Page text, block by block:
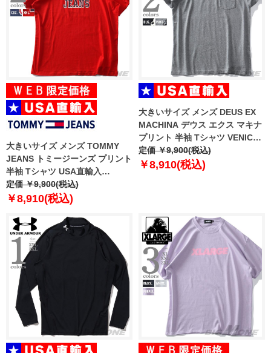
大きいサイズ メンズ TOMMY
JEANS トミージーンズ プリント
半袖 Tシャツ USA直輸入
dm0dm16405
定価 ￥9,900(税込)
￥8,910(税込)
大きいサイズ メンズ DEUS EX
MACHINA デウス エクス マキナ
プリント 半袖 Tシャツ VENICE
ADDRESS TEE USA直輸入 t-
dms41065a
定価 ￥9,900(税込)
￥8,910(税込)